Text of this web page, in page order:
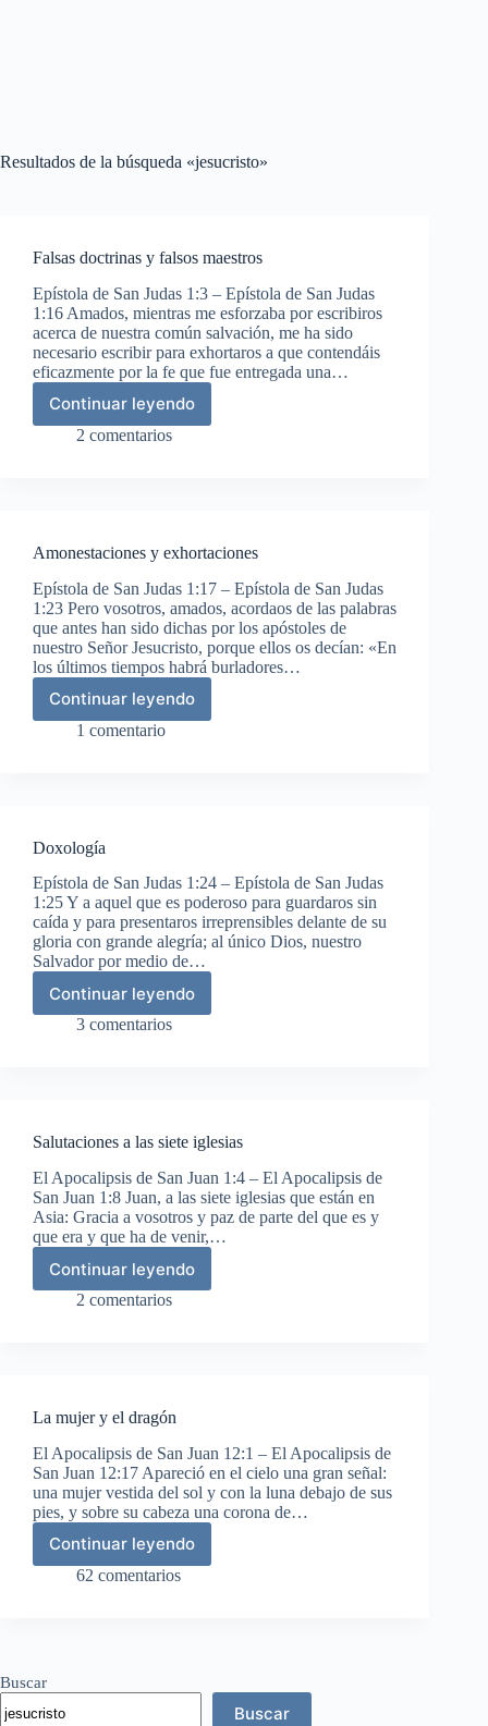
Resultados de la búsqueda «jesucristo»
Falsas doctrinas y falsos maestros
Epístola de San Judas 1:3 – Epístola de San Judas
1:16 Amados, mientras me esforzaba por escribiros
acerca de nuestra común salvación, me ha sido
necesario escribir para exhortaros a que contendáis
eficazmente por la fe que fue entregada una…
Continuar leyendo
Falsas
doctrinas
2 comentarios
Amonestaciones y exhortaciones
Epístola de San Judas 1:17 – Epístola de San Judas
1:23 Pero vosotros, amados, acordaos de las palabras
que antes han sido dichas por los apóstoles de
nuestro Señor Jesucristo, porque ellos os decían: «En
los últimos tiempos habrá burladores…
Continuar leyendo
Amonestaciones
y
1 comentario
Doxología
Epístola de San Judas 1:24 – Epístola de San Judas
1:25 Y a aquel que es poderoso para guardaros sin
caída y para presentaros irreprensibles delante de su
gloria con grande alegría; al único Dios, nuestro
Salvador por medio de…
Continuar leyendo
Doxología
3 comentarios
Salutaciones a las siete iglesias
El Apocalipsis de San Juan 1:4 – El Apocalipsis de
San Juan 1:8 Juan, a las siete iglesias que están en
Asia: Gracia a vosotros y paz de parte del que es y
que era y que ha de venir,…
Continuar leyendo
Salutaciones
a
2 comentarios
La mujer y el dragón
El Apocalipsis de San Juan 12:1 – El Apocalipsis de
San Juan 12:17 Apareció en el cielo una gran señal:
una mujer vestida del sol y con la luna debajo de sus
pies, y sobre su cabeza una corona de…
Continuar leyendo
La
mujer
62 comentarios
Buscar
Buscar